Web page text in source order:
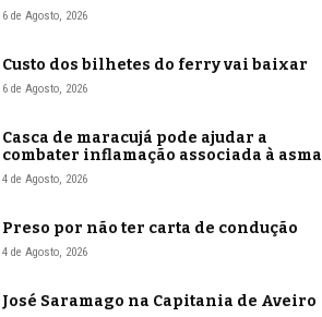
6 de Agosto, 2026
Custo dos bilhetes do ferry vai baixar
6 de Agosto, 2026
Casca de maracujá pode ajudar a
combater inflamação associada à asma
4 de Agosto, 2026
Preso por não ter carta de condução
4 de Agosto, 2026
José Saramago na Capitania de Aveiro